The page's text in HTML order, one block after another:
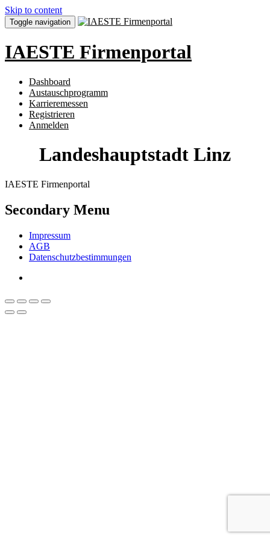
Skip to content
Toggle navigation
IAESTE Firmenportal
Dashboard
Austauschprogramm
Karrieremessen
Registrieren
Anmelden
Landeshauptstadt Linz
IAESTE Firmenportal
Secondary Menu
Impressum
AGB
Datenschutzbestimmungen